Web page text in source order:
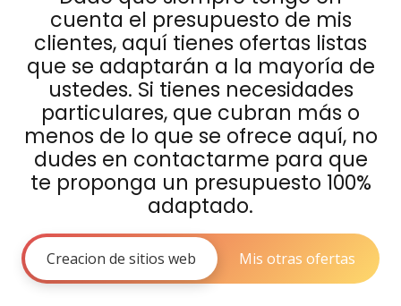
cuenta el presupuesto de mis
clientes, aquí tienes ofertas listas
que se adaptarán a la mayoría de
ustedes. Si tienes necesidades
particulares, que cubran más o
menos de lo que se ofrece aquí, no
dudes en contactarme para que
te proponga un presupuesto 100%
adaptado.
Creacion de sitios web Mis otras ofertas